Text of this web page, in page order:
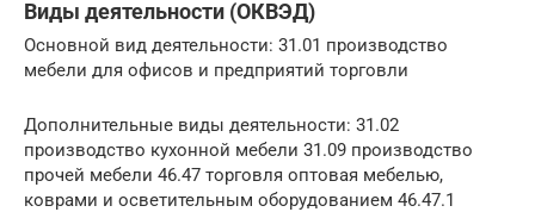
Виды деятельности (ОКВЭД)
Основной вид деятельности: 31.01 производство
мебели для офисов и предприятий торговли
Дополнительные виды деятельности: 31.02
производство кухонной мебели 31.09 производство
прочей мебели 46.47 торговля оптовая мебелью,
коврами и осветительным оборудованием 46.47.1